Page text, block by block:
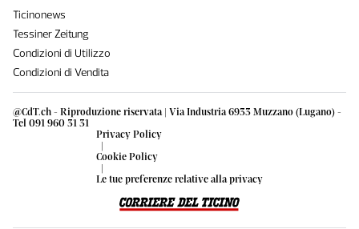
@CdT.ch - Riproduzione riservata | Via Industria 6933 Muzzano (Lugano) -
Tel 091 960 31 31
Privacy Policy
|
Cookie Policy
|
Le tue preferenze relative alla privacy
Ticinonews
Tessiner Zeitung
Condizioni di Utilizzo
Condizioni di Vendita